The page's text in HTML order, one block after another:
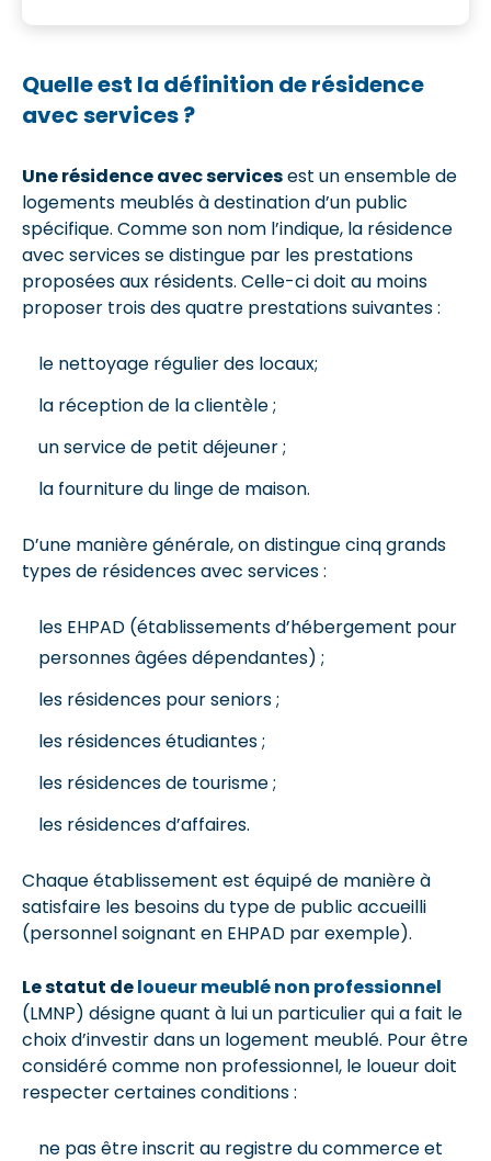
Quelle est la définition de résidence
avec services ?
Une résidence avec servicesest un ensemble de
logements meublés à destination d’un public
spécifique. Comme son nom l’indique, la résidence
avec services se distingue par les prestations
proposées aux résidents. Celle-ci doit au moins
proposer trois des quatre prestations suivantes :
le nettoyage régulier des locaux;
la réception de la clientèle ;
un service de petit déjeuner ;
la fourniture du linge de maison.
D’une manière générale, on distingue cinq grands
types de résidences avec services :
les EHPAD (établissements d’hébergement pour
personnes âgées dépendantes) ;
les résidences pour seniors ;
les résidences étudiantes ;
les résidences de tourisme ;
les résidences d’affaires.
Chaque établissement est équipé de manière à
satisfaire les besoins du type de public accueilli
(personnel soignant en EHPAD par exemple).
Le statut deloueur meublé non professionnel
(LMNP) désigne quant à lui un particulier qui a fait le
choix d’investir dans un logement meublé. Pour être
considéré comme non professionnel, le loueur doit
respecter certaines conditions :
ne pas être inscrit au registre du commerce et